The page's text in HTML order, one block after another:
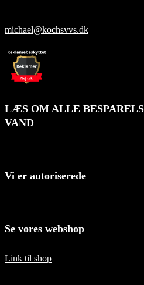
michael@kochsvvs.dk
LÆS OM ALLE BESPARELSERNE MED BLØDT
VAND
Vi er autoriserede
Se vores webshop
Link til shop